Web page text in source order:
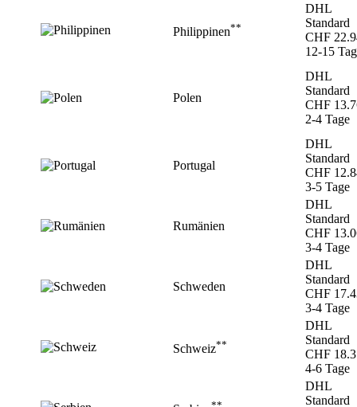
Philippinen**
DHL
Standard
CHF
12-15
Polen
DHL
Standard
CHF
2-4 Tage
Portugal
DHL
Standard
CHF
3-5 Tage
Rumänien
DHL
Standard
CHF
3-4 Tage
Schweden
DHL
Standard
CHF
3-4 Tage
Schweiz**
DHL
Standard
CHF
4-6 Tage
DHL
Standard